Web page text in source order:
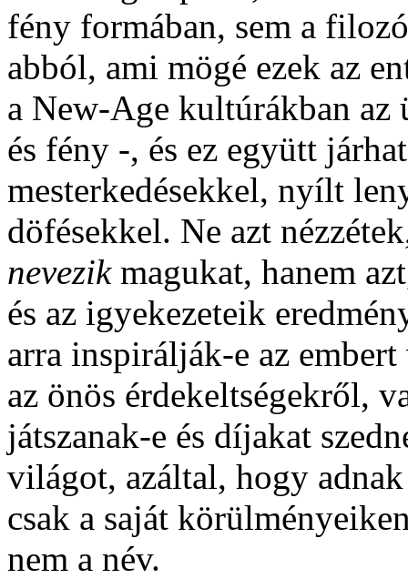
fény formában, sem a
abból, ami mögé ezek az
a New-Age kultúrákban az
és fény -, és ez együtt
mesterkedésekkel, nyílt
döfésekkel. Ne azt
nevezikmagukat, hanem
és az igyekezeteik
arra inspirálják-e az
az önös érdekeltségekről,
játszanak-e és díjakat
világot, azáltal, hogy
csak a saját
nem a név.